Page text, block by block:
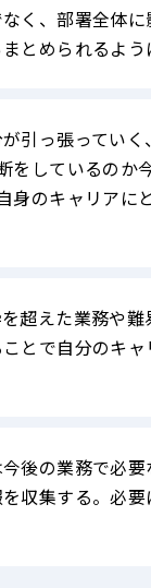
く、部署全体
とめられるよう
引っ張っていく
をしているのか
身のキャリアに
超えた業務や
とで自分のキ
後の業務で必
収集する。必